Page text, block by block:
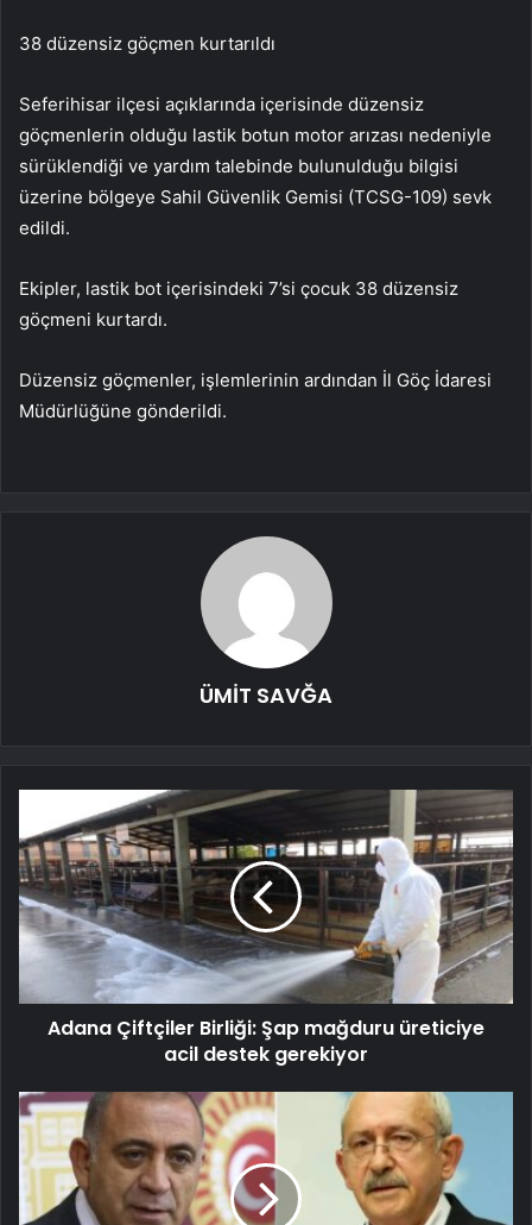
38 düzensiz göçmen kurtarıldı
Seferihisar ilçesi açıklarında içerisinde düzensiz
göçmenlerin olduğu lastik botun motor arızası nedeniyle
sürüklendiği ve yardım talebinde bulunulduğu bilgisi
üzerine bölgeye Sahil Güvenlik Gemisi (TCSG-109) sevk
edildi.
Ekipler, lastik bot içerisindeki 7’si çocuk 38 düzensiz
göçmeni kurtardı.
Düzensiz göçmenler, işlemlerinin ardından İl Göç İdaresi
Müdürlüğüne gönderildi.
ÜMİT SAVĞA
Adana Çiftçiler Birliği: Şap mağduru üreticiye
acil destek gerekiyor